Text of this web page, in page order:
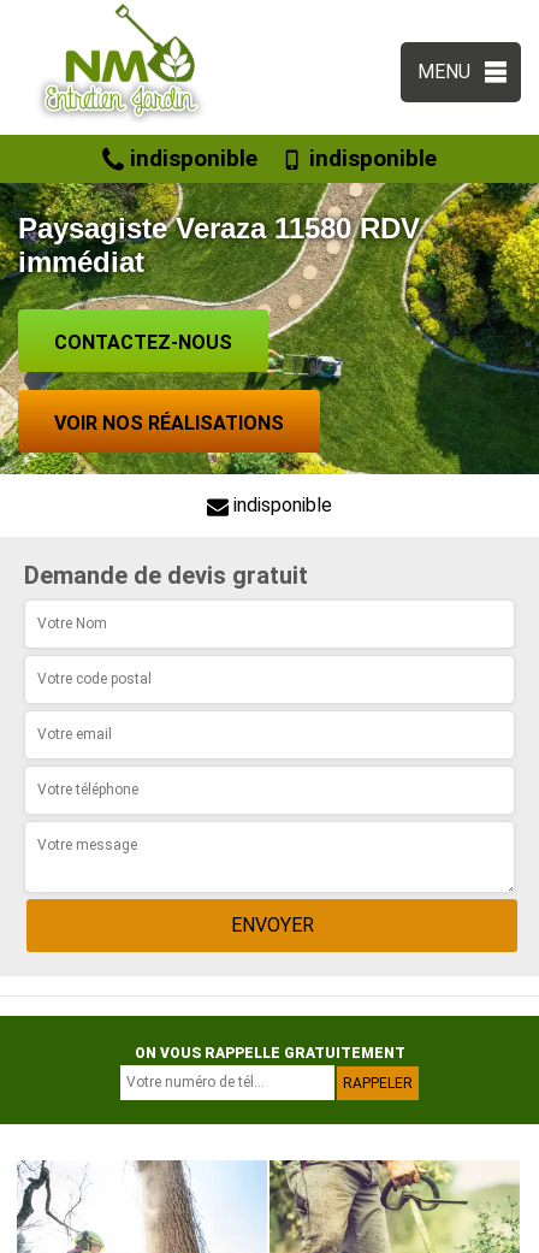
MENU
indisponible indisponible
Paysagiste Veraza 11580 RDV
immédiat
CONTACTEZ-NOUS
VOIR NOS RÉALISATIONS
indisponible
Demande de devis gratuit
ON VOUS RAPPELLE GRATUITEMENT